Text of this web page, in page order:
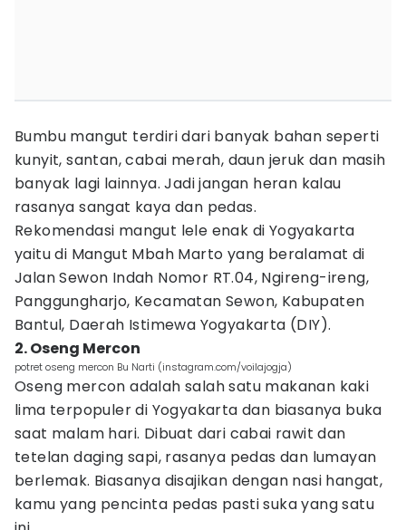
Bumbu mangut terdiri dari banyak bahan seperti
kunyit, santan, cabai merah, daun jeruk dan masih
banyak lagi lainnya. Jadi jangan heran kalau
rasanya sangat kaya dan pedas.
Rekomendasi mangut lele enak di Yogyakarta
yaitu di Mangut Mbah Marto yang beralamat di
Jalan Sewon Indah Nomor RT.04, Ngireng-ireng,
Panggungharjo, Kecamatan Sewon, Kabupaten
Bantul, Daerah Istimewa Yogyakarta (DIY).
2. Oseng Mercon
potret oseng mercon Bu Narti (instagram.com/voilajogja)
Oseng mercon adalah salah satu makanan kaki
lima terpopuler di Yogyakarta dan biasanya buka
saat malam hari. Dibuat dari cabai rawit dan
tetelan daging sapi, rasanya pedas dan lumayan
berlemak. Biasanya disajikan dengan nasi hangat,
kamu yang pencinta pedas pasti suka yang satu